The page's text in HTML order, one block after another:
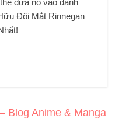
Đôi Mắt Rinnegan
Blog Anime & Manga